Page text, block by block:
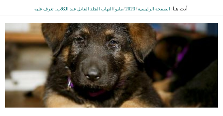
أنت هنا: الصفحة الرئيسية/
2023
/ مايو/التهاب الجلد القاتل عند الكلاب.. تعرف عليه